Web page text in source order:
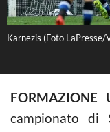
Karnezis (Foto
FORMAZIONE
campionato di